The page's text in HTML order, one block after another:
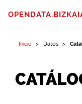
Inicio Datos